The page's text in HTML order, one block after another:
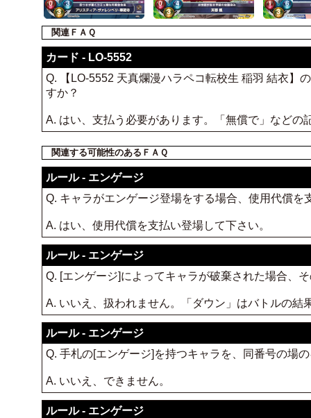
関連ＦＡＱ
カード - LO-5552
Q. 【LO-5552 天真爛漫ハラペコ転校生 稲羽 結衣】
すか？
A. はい、支払う必要があります。「無償で」など
関連する可能性のあるＦＡＱ
ルール - エンゲージ
Q. キャラがエンゲージ登場をする場合、使用代償を
A. はい、使用代償を支払い登場して下さい。
ルール - エンゲージ
Q. [エンゲージ]によってキャラが破棄された場合、
A. いいえ、扱われません。「ダウン」はバトルの結
ルール - エンゲージ
Q. 手札の[エンゲージ]を持つキャラを、同番号の場
A. いいえ、できません。
ルール - エンゲージ